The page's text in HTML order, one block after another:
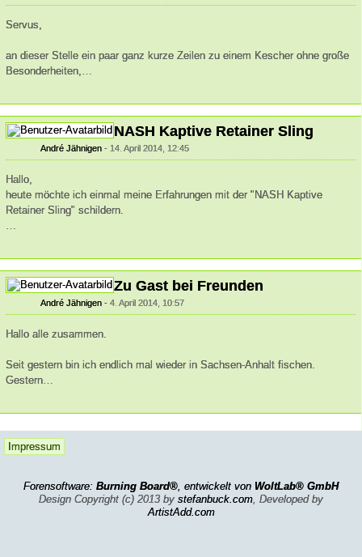
Servus,
an dieser Stelle ein paar ganz kurze Zeilen zu einem Kescher ohne große
Besonderheiten,…
NASH Kaptive Retainer Sling
André Jähnigen 14. April 2014, 12:45
Hallo,
heute möchte ich einmal meine Erfahrungen mit der "NASH Kaptive
Retainer Sling" schildern.
…
Zu Gast bei Freunden
André Jähnigen 4. April 2014, 10:57
Hallo alle zusammen.
Seit gestern bin ich endlich mal wieder in Sachsen-Anhalt fischen.
Gestern…
Impressum
Forensoftware: Burning Board®, entwickelt von WoltLab® GmbH
Design Copyright (c) 2013 by stefanbuck.com, Developed by
ArtistAdd.com